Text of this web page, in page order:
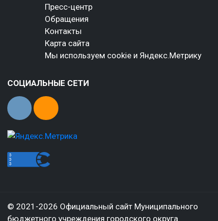
Пресс-центр
Обращения
Контакты
Карта сайта
Мы используем cookie и Яндекс.Метрику
СОЦИАЛЬНЫЕ СЕТИ
© 2021-2026 Официальный сайт Муниципального
бюджетного учреждения городского округа